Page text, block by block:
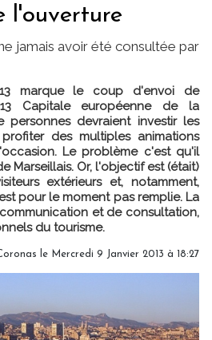
l'ouverture
jamais avoir été consultée par
marque le coup d'envoi de
Capitale européenne de la
personnes devraient investir les
des multiples animations
Le problème c'est qu'il
Marseillais. Or, l'objectif est (était)
extérieurs et, notamment,
pour le moment pas remplie. La
et de consultation,
du tourisme.
le Mercredi 9 Janvier 2013 à 18:27